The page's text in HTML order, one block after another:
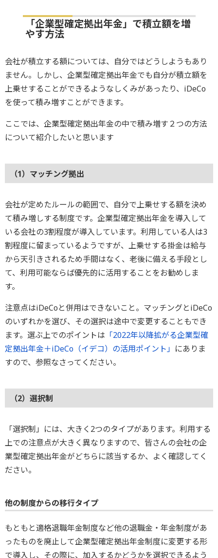
「企業型確定拠出年金」で積立額を増
やす方法
会社が積立する額については、自分ではどうしようもあり
ません。しかし、企業型確定拠出年金でも自分が積立額を
上乗せすることができるようなしくみがあったり、iDeCo
を使って積み増すことができます。
ここでは、企業型確定拠出年金の中で積み増す２つの方法
について紹介したいと思います
（1）マッチング拠出
会社が定めたルールの範囲で、自分で上乗せする額を決め
て積み増しする制度です。企業型確定拠出年金を導入して
いる会社の3割程度が導入しています。利用している人は3
割程度に留まっているようですが、上乗せする掛金は給与
から天引きされるため手間はなく、老後に備える手段とし
て、利用可能ならば優先的に活用することをお勧めしま
す。
注意点はiDeCoと併用はできないこと。マッチングとiDeCo
のいずれかを選び、その選択は途中で変更することもでき
ます。選ぶ上でのポイントは 「2022年以降拡がる企業型確
定拠出年金＋iDeCo（イデコ）の活用ポイント」 にありま
すので、参照なさってください。
（2）選択制
「選択制」には、大きく2つのタイプがあります。利用する
上での注意点が大きく異なりますので、皆さんの会社の企
業型確定拠出年金がどちらに該当するか、よく確認してく
ださい。
他の制度からの移行タイプ
もともと適格退職年金制度など他の退職金・年金制度があ
ったものを廃止して企業型確定拠出年金制度に変更する形
で導入し、その際に、加入するかどうかを選択できるよう